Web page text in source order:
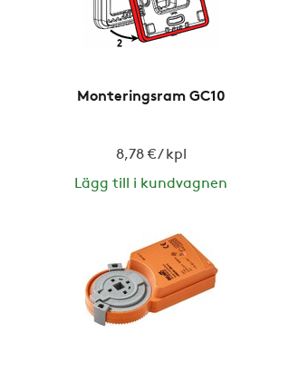
Monteringsram GC10
8,78 € / kpl
Lägg till i kundvagnen